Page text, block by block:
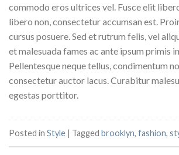
commodo eros ultrices vel. Fusce elit
libero non, consectetur accumsan est.
cursus posuere. Sed et rutrum felis, vel
et malesuada fames ac ante ipsum primis
Pellentesque neque tellus, condimentum
consectetur auctor lacus. Curabitur
egestas porttitor.
Posted in Style | Tagged brooklyn, fashion,